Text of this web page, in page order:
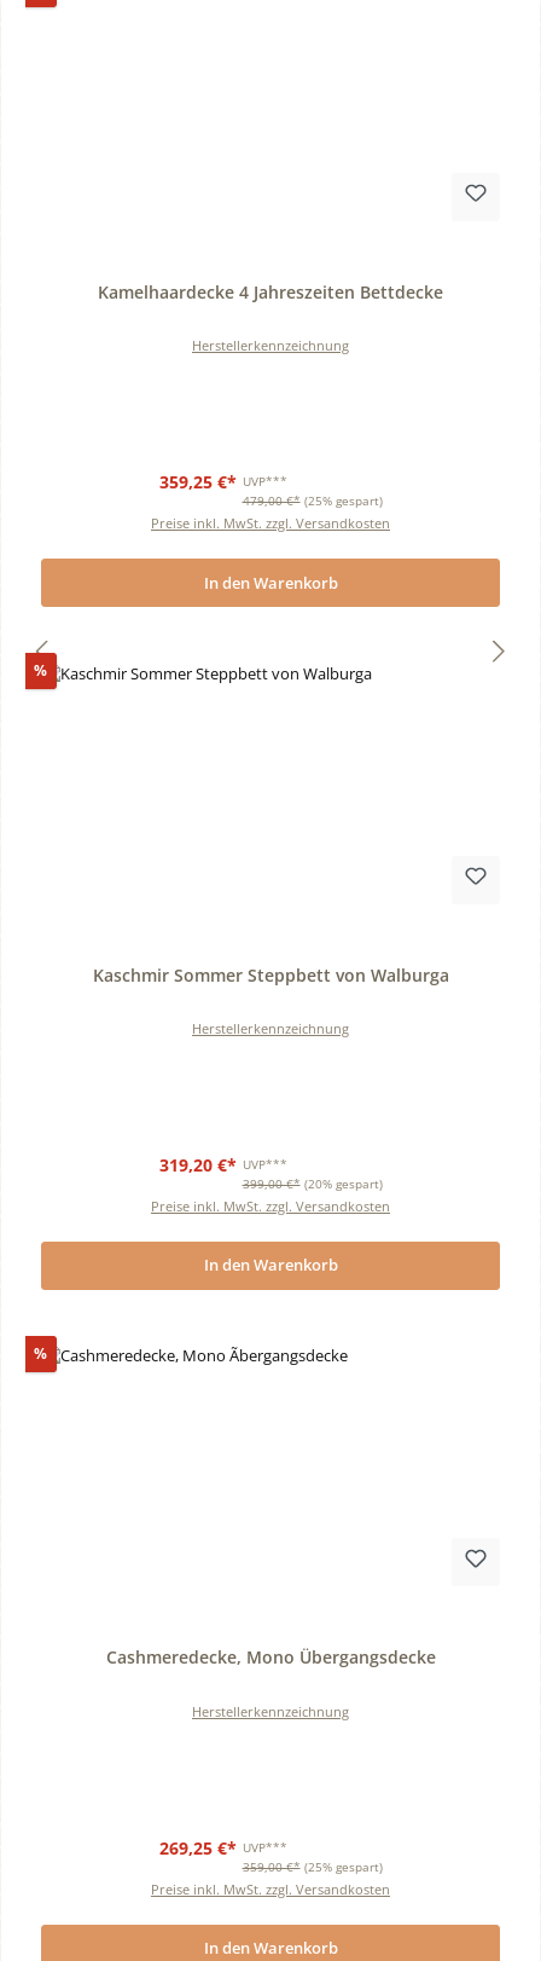
Kamelhaardecke 4 Jahreszeiten Bettdecke
Herstellerkennzeichnung
359,25 €* UVP***
479,00 €* (25% gespart)
Preise inkl. MwSt. zzgl. Versandkosten
In den Warenkorb
%Rabatt
Kaschmir Sommer Steppbett von Walburga
Herstellerkennzeichnung
319,20 €* UVP***
399,00 €* (20% gespart)
Preise inkl. MwSt. zzgl. Versandkosten
In den Warenkorb
%Rabatt
Cashmeredecke, Mono Übergangsdecke
Herstellerkennzeichnung
269,25 €* UVP***
359,00 €* (25% gespart)
Preise inkl. MwSt. zzgl. Versandkosten
In den Warenkorb